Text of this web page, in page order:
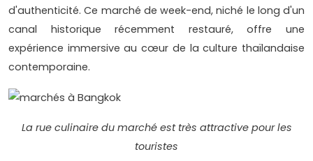
d'authenticité. Ce marché de week-end, niché le long d'un
canal historique récemment restauré, offre une
expérience immersive au cœur de la culture thaïlandaise
contemporaine.
La rue culinaire du marché est très attractive pour les
touristes